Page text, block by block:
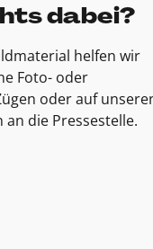
dabei?
helfen wir
Foto- oder
oder auf
an die Pressestelle.